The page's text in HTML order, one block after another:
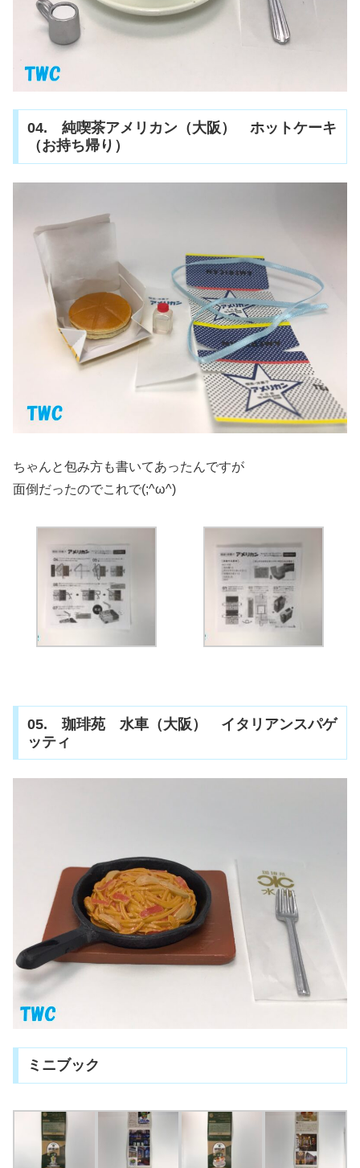
04. 純喫茶アメリカン（大阪） ホットケーキ
（お持ち帰り）
ちゃんと包み方も書いてあったんですが
面倒だったのでこれで(;^ω^)
05. 珈琲苑 水車（大阪） イタリアンスパゲ
ッティ
ミニブック